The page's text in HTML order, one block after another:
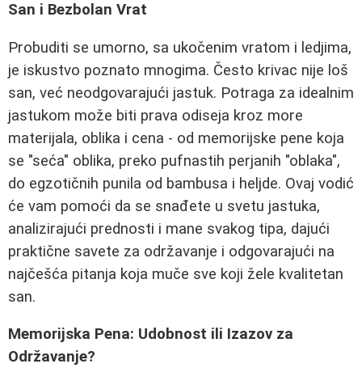
San i Bezbolan Vrat
Probuditi se umorno, sa ukočenim vratom i ledjima,
je iskustvo poznato mnogima. Često krivac nije loš
san, već neodgovarajući jastuk. Potraga za idealnim
jastukom može biti prava odiseja kroz more
materijala, oblika i cena - od memorijske pene koja
se "seća" oblika, preko pufnastih perjanih "oblaka",
do egzotičnih punila od bambusa i heljde. Ovaj vodić
će vam pomoći da se snađete u svetu jastuka,
analizirajući prednosti i mane svakog tipa, dajući
praktične savete za održavanje i odgovarajući na
najčešća pitanja koja muče sve koji žele kvalitetan
san.
Memorijska Pena: Udobnost ili Izazov za
Održavanje?